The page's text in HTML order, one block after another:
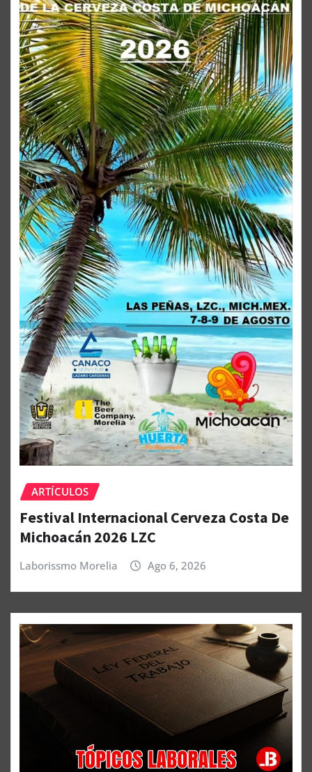
ARTÍCULOS
Festival Internacional Cerveza Costa De
Michoacán 2026 LZC
Laborissmo Morelia Ago 6, 2026